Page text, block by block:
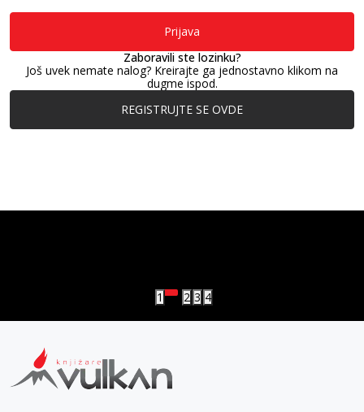
Prijava
Zaboravili ste lozinku?
Još uvek nemate nalog? Kreirajte ga jednostavno klikom na
dugme ispod.
REGISTRUJTE SE OVDE
1 2 3 4